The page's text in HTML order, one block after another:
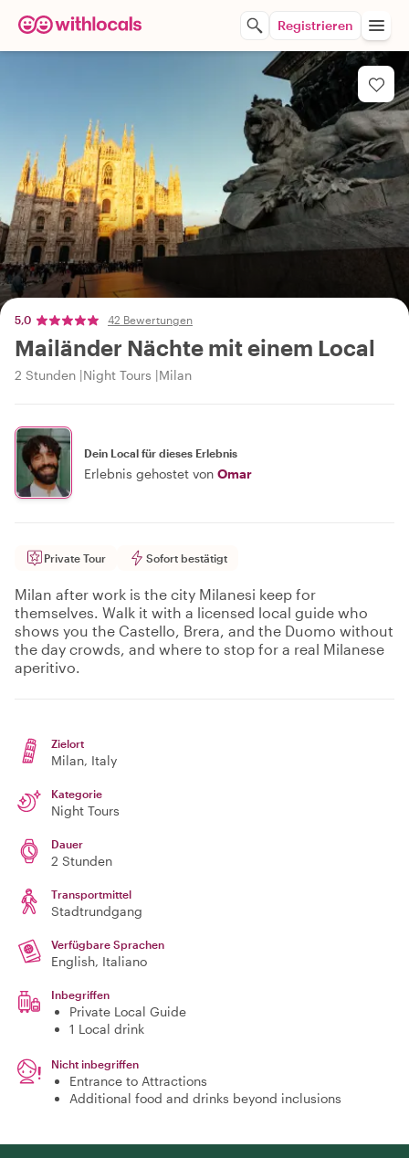
Registrieren
5,0 42 Bewertungen
Mailänder Nächte mit einem Local
2 Stunden Night Tours Milan
Dein Local für dieses Erlebnis
Erlebnis gehostet von Omar
Private Tour Sofort bestätigt
Milan after work is the city Milanesi keep for
themselves. Walk it with a licensed local guide who
shows you the Castello, Brera, and the Duomo without
the day crowds, and where to stop for a real Milanese
aperitivo.
Zielort
Milan, Italy
Kategorie
Night Tours
Dauer
2 Stunden
Transportmittel
Stadtrundgang
Verfügbare Sprachen
English, Italiano
Inbegriffen
Private Local Guide
1 Local drink
Nicht inbegriffen
Entrance to Attractions
Additional food and drinks beyond inclusions